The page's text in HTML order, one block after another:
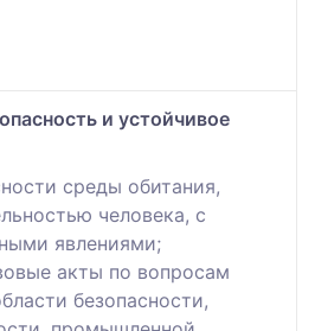
и устойчивое
среды обитания,
человека, с
явлениями;
акты по вопросам
безопасности,